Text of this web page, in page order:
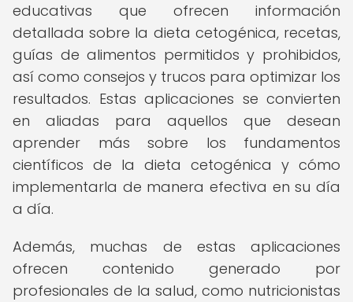
educativas que ofrecen información
detallada sobre la dieta cetogénica, recetas,
guías de alimentos permitidos y prohibidos,
así como consejos y trucos para optimizar los
resultados. Estas aplicaciones se convierten
en aliadas para aquellos que desean
aprender más sobre los fundamentos
científicos de la dieta cetogénica y cómo
implementarla de manera efectiva en su día
a día.
Además, muchas de estas aplicaciones
ofrecen contenido generado por
profesionales de la salud, como nutricionistas